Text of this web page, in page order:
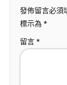
發佈留言必須
標示為 *
留言 *